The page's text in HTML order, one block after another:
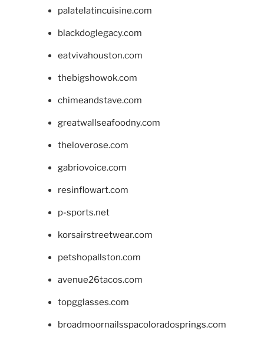
palatelatincuisine.com
blackdoglegacy.com
eatvivahouston.com
thebigshowok.com
chimeandstave.com
greatwallseafoodny.com
theloverose.com
gabriovoice.com
resinflowart.com
p-sports.net
korsairstreetwear.com
petshopallston.com
avenue26tacos.com
topgglasses.com
broadmoornailsspacoloradosprings.com